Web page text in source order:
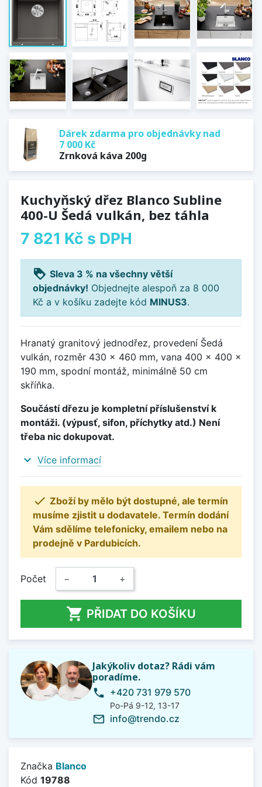
Dárek zdarma pro objednávky nad
7 000 Kč
Zrnková káva 200g
Kuchyňský dřez Blanco Subline
400-U Šedá vulkán, bez táhla
7 821 Kč s DPH
loyalty Sleva 3 % na všechny větší
objednávky! Objednejte alespoň za 8 000
Kč a v košíku zadejte kód MINUS3.
Hranatý granitový jednodřez, provedení Šedá
vulkán, rozměr 430 x 460 mm, vana 400 x 400 x
190 mm, spodní montáž, minimálně 50 cm
skříňka.
Součástí dřezu je kompletní příslušenství k
montáži. (výpusť, sifon, příchytky atd.) Není
třeba nic dokupovat.
expand_more Více informací
 Zboží by mělo být dostupné, ale termín
musíme zjistit u dodavatele. Termín dodání
Vám sdělíme telefonicky, emailem nebo na
prodejně v Pardubicích.
Počet − +
 PŘIDAT DO KOŠÍKU
Jakýkoliv dotaz? Rádi vám
poradíme.
phone +420 731 979 570
Po-Pá 9-12, 13-17
mail_outline info@trendo.cz
Značka Blanco
Kód 19788